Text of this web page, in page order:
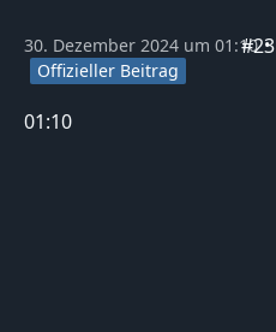
30. Dezember 2024 um 01:10
Offizieller Beitrag
#23
01:10